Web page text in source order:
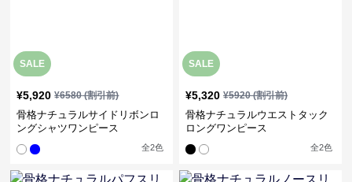
SALE
¥5,920 ¥6580(割引前)
骨格ナチュラルサイドリボンロ
ングシャツワンピース
全2色
SALE
¥5,320 ¥5920(割引前)
骨格ナチュラルウエストタック
ロングワンピース
全2色